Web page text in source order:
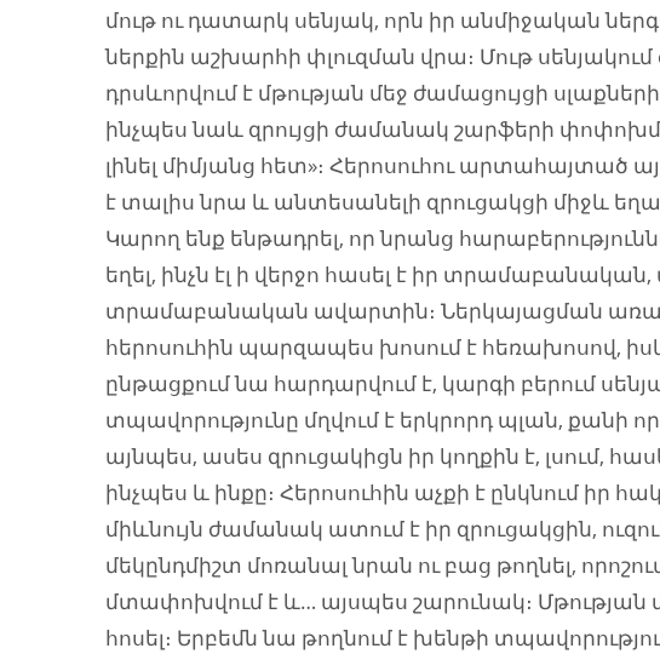
մութ ու դատարկ սենյակ, որն իր անմիջական
ներքին աշխարհի փլուզման վրա։ Մութ սենյակում
դրսևորվում է մթության մեջ ժամացույցի
ինչպես նաև զրույցի ժամանակ շարֆերի
լինել միմյանց հետ»։ Հերոսուհու արտահայտած
է տալիս նրա և անտեսանելի զրուցակցի միջև
Կարող ենք ենթադրել, որ նրանց
եղել, ինչն էլ ի վերջո հասել է իր
տրամաբանական ավարտին։ Ներկայացման
հերոսուհին պարզապես խոսում է հեռախոսով,
ընթացքում նա հարդարվում է, կարգի բերում
տպավորությունը մղվում է երկրորդ պլան, քանի որ
այնպես, ասես զրուցակիցն իր կողքին է, լսում,
ինչպես և ինքը։ Հերոսուհին աչքի է ընկնում իր
միևնույն ժամանակ ատում է իր զրուցակցին,
մեկընդմիշտ մոռանալ նրան ու բաց թողնել,
մտափոխվում է և… այսպես շարունակ։ Մթության
հոսել։ Երբեմն նա թողնում է խենթի